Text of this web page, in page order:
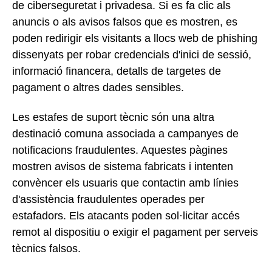
de ciberseguretat i privadesa. Si es fa clic als
anuncis o als avisos falsos que es mostren, es
poden redirigir els visitants a llocs web de phishing
dissenyats per robar credencials d'inici de sessió,
informació financera, detalls de targetes de
pagament o altres dades sensibles.
Les estafes de suport tècnic són una altra
destinació comuna associada a campanyes de
notificacions fraudulentes. Aquestes pàgines
mostren avisos de sistema fabricats i intenten
convèncer els usuaris que contactin amb línies
d'assistència fraudulentes operades per
estafadors. Els atacants poden sol·licitar accés
remot al dispositiu o exigir el pagament per serveis
tècnics falsos.